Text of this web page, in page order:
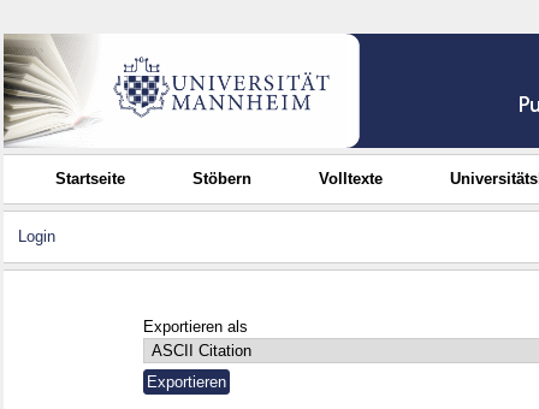
Startseite Stöbern Volltexte
Login
Exportieren als